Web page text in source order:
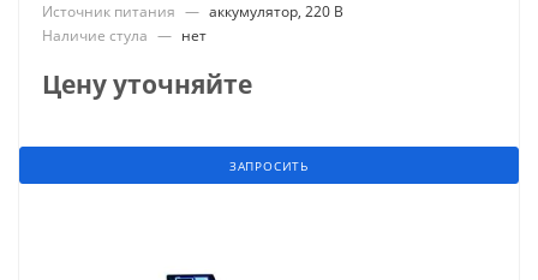
Источник питания — аккумулятор, 220 В
Наличие стула — нет
Цену уточняйте
ЗАПРОСИТЬ